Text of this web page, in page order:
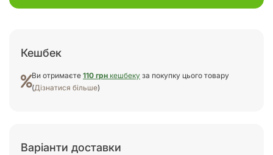
Кешбек
Ви отримаєте 110 грн кешбеку за покупку цього товару
(Дізнатися більше)
Варіанти доставки